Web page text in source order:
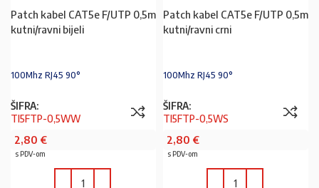
Patch kabel CAT5e F/UTP 0,5m
kutni/ravni bijeli
100Mhz RJ45 90°
ŠIFRA:
TI5FTP-0,5WW
2,80 €
s PDV-om
Patch kabel CAT5e F/UTP 0,5m
kutni/ravni crni
100Mhz RJ45 90°
ŠIFRA:
TI5FTP-0,5WS
2,80 €
s PDV-om